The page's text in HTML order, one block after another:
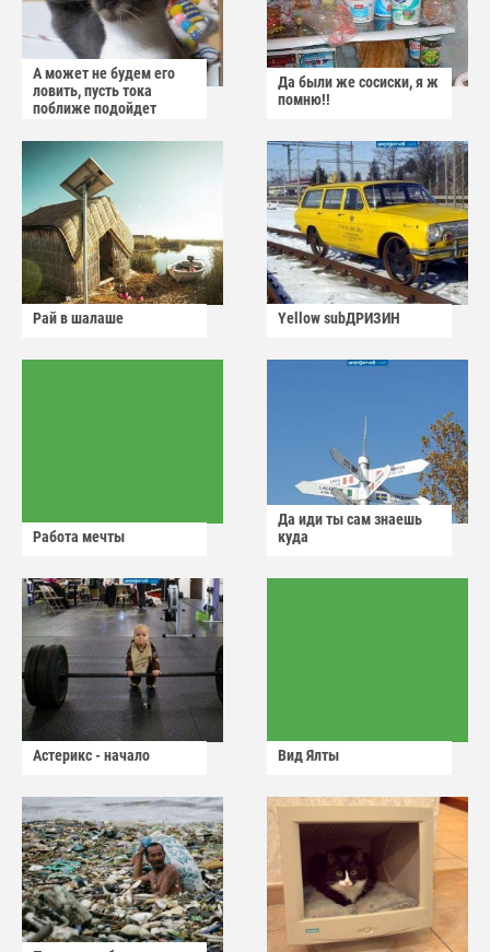
А может не будем его
ловить, пусть тока
поближе подойдет
Да были же сосиски, я ж
помню!!
Рай в шалаше Yellow subДРИЗИН
Работа мечты
Да иди ты сам знаешь
куда
Астерикс - начало Вид Ялты